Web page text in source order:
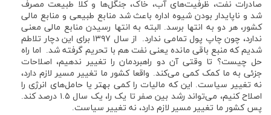
صادرات نفت، ظرفیت‌های آب، خاک، جنگل‌ها و کلا طبیعت مصرف
شد و ناپایدار بودن شیوه اداره باعث شد منابع طبیعی و منابع مالی
کشور، هر دو به انتها برسد. البته به انتها رسیدن منابع مالی معنی
ندارد، چون چاپ پول تمامی ندارد. از سال ۱۳۹۷ برای این دچار تلاطم
شدیم که منبع باقی مانده یعنی نفت هم با تحریم گرفته شد. اما راه
حل چیست؟ تا وقتی آن دو راهبردمان را تغییر ندهیم، اصلاحات
جزئی به ما کمک کمی می‌کند. واقعا کشور ما تغییر مسیر لازم دارد،
نه تغییر سیاست. این که مالیات را کمی بهتر یا حامل‌های انرژی را
اصلاح کنیم، می‌تواند رشد بین صفر تا یک را، یک سال ۱.۵ درصد کند.
پس کشور ما تغییر مسیر لازم دارد، نه تغییر سیاست.